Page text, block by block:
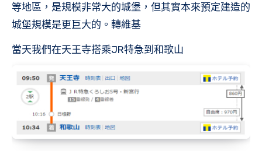
等地區，是規模非常大的城堡，但其實本來預定建造的
城堡規模是更巨大的。轉維基
當天我們在天王寺搭乘JR特急到和歌山